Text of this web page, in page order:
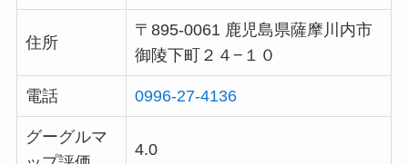
住所
〒895-0061 鹿児島県薩摩川内市
御陵下町２４−１０
電話 0996-27-4136
グーグルマ
4.0